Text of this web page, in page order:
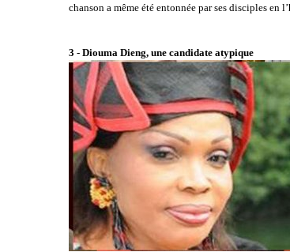
chanson a même été entonnée par ses disciples en
3 - Diouma Dieng, une candidate atypique